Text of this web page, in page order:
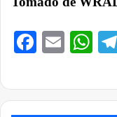
Email